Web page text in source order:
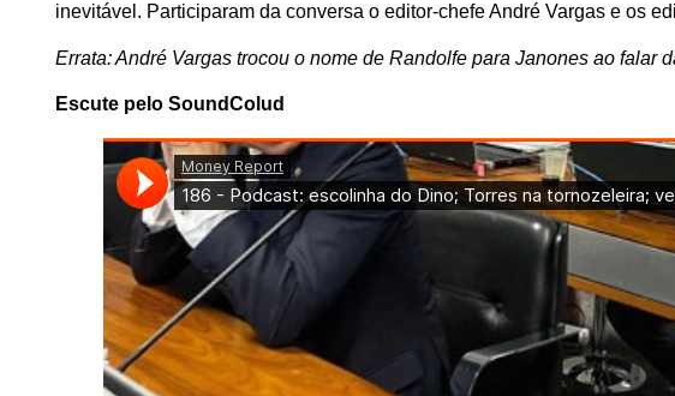
inevitável. Participaram da conversa o editor-chefe André Vargas e os
Errata: André Vargas trocou o nome de Randolfe para Janones ao falar
Escute pelo SoundColud